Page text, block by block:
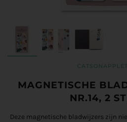
MAGNETISCHE
NR.14, 2
Deze magnetische bladwijzers zijn